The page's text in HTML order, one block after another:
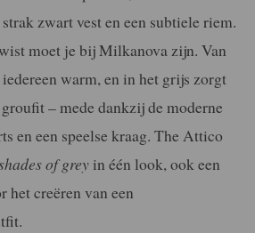
zwart vest en een subtiele riem.
moet je bij Milkanova zijn. Van
warm, en in het grijs zorgt
– mede dankzij de moderne
en een speelse kraag. The Attico
of grey in één look, ook een
het creëren van een